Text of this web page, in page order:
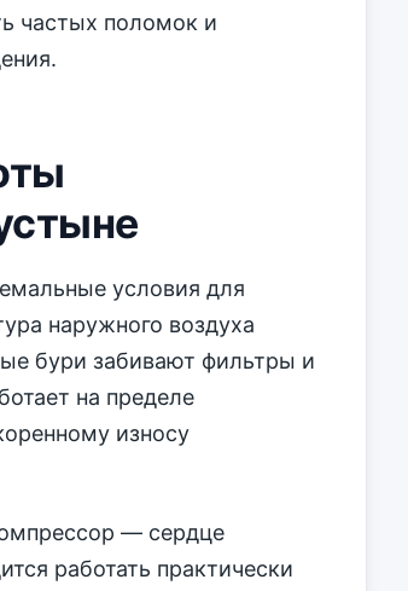
частых поломок и
условия для
наружного воздуха
бури забивают фильтры и
на пределе
износу
— сердце
работать практически